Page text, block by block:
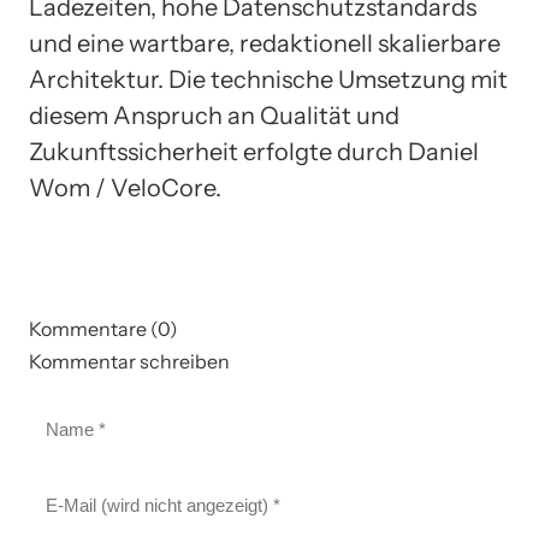
Ladezeiten, hohe Datenschutzstandards
und eine wartbare, redaktionell skalierbare
Architektur. Die technische Umsetzung mit
diesem Anspruch an Qualität und
Zukunftssicherheit erfolgte durch Daniel
Wom / VeloCore.
Kommentare (0)
Kommentar schreiben